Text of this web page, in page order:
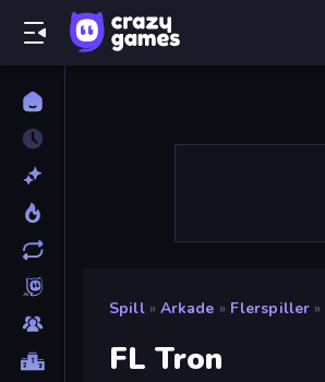
Spill » Arkade » Flerspiller »
FL Tron